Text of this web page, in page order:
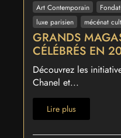
Art Contemporain
luxe parisien
mécénat
GRANDS
CÉLÉBRÉS EN
Découvrez les
Chanel et...
Lire plus